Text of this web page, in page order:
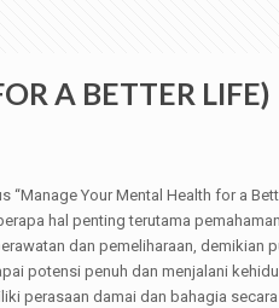
A BETTER LIFE)
Your Mental Health for a
hal penting terutama
dan pemeliharaan, demikian
potensi penuh dan menjalani
perasaan damai dan bahagia